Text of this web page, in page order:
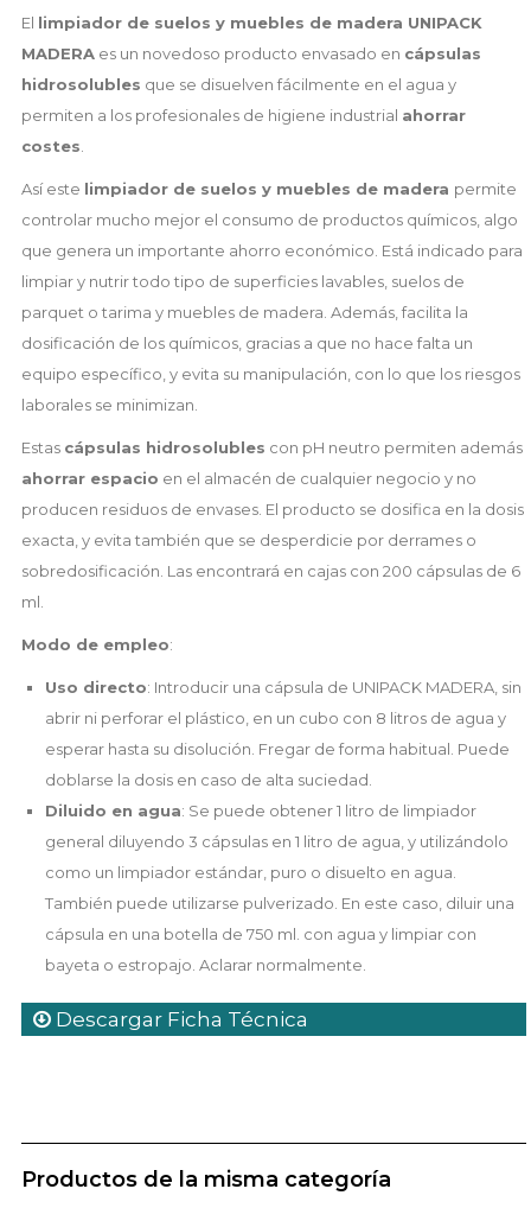
El limpiador de suelos y muebles de madera UNIPACK
MADERAes un novedoso producto envasado en cápsulas
hidrosolubles que se disuelven fácilmente en el agua y
permiten a los profesionales de higiene industrial ahorrar
costes
Así este limpiador de suelos y muebles de madera permite
controlar mucho mejor el consumo de productos químicos, algo
que genera un importante ahorro económico. Está indicado para
limpiar y nutrir todo tipo de superficies lavables, suelos de
parquet o tarima y muebles de madera. Además, facilita la
dosificación de los químicos, gracias a que no hace falta un
equipo específico, y evita su manipulación, con lo que los riesgos
laborales se minimizan.
Estas cápsulas hidrosolubles con pH neutro permiten además
ahorrar espacio en el almacén de cualquier negocio y no
producen residuos de envases. El producto se dosifica en la dosis
exacta, y evita también que se desperdicie por derrames o
sobredosificación. Las encontrará en cajas con 200 cápsulas de 6
ml.
Modo de empleo:
Uso directo: Introducir una cápsula de UNIPACK MADERA, sin
abrir ni perforar el plástico, en un cubo con 8 litros de agua y
esperar hasta su disolución. Fregar de forma habitual. Puede
doblarse la dosis en caso de alta suciedad.
Diluido en agua: Se puede obtener 1 litro de limpiador
general diluyendo 3 cápsulas en 1 litro de agua, y utilizándolo
como un limpiador estándar, puro o disuelto en agua.
También puede utilizarse pulverizado. En este caso, diluir una
cápsula en una botella de 750 ml. con agua y limpiar con
bayeta o estropajo. Aclarar normalmente.
Descargar Ficha Técnica
Productos de la misma categoría